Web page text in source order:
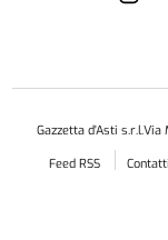
Gazzetta d'Asti
Feed RSS